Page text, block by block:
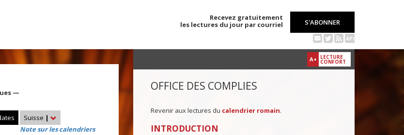
Recevez gratuitement
les lectures du jour par courriel
S'ABONNER
API
—
Suisse |
Note sur les calendriers
A+ LECTURE
CONFORT
OFFICE DES COMPLIES
Revenir aux lectures du calendrier romain.
INTRODUCTION